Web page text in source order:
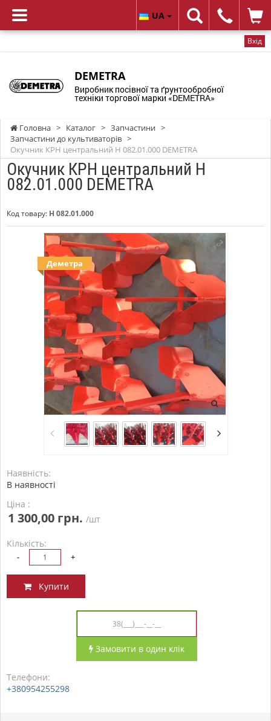
Вхід
DEMETRA
Виробник посівної та ґрунтообробної
техніки торгової марки «DEMETRA»
UA
Головна > Каталог > Запчастини >
Запчастини до культиваторів >
Окучник КРН центральний Н 082.01.000 DEMETRA
Окучник КРН центральний Н
082.01.000 DEMETRA
Код товару: Н 082.01.000
Деметра
Наявність:
В наявності
Ціна :
1 300,00 грн. /шт
Кількість:
- +
Купити
Замовити в один клік
Телефони:
+380954255298